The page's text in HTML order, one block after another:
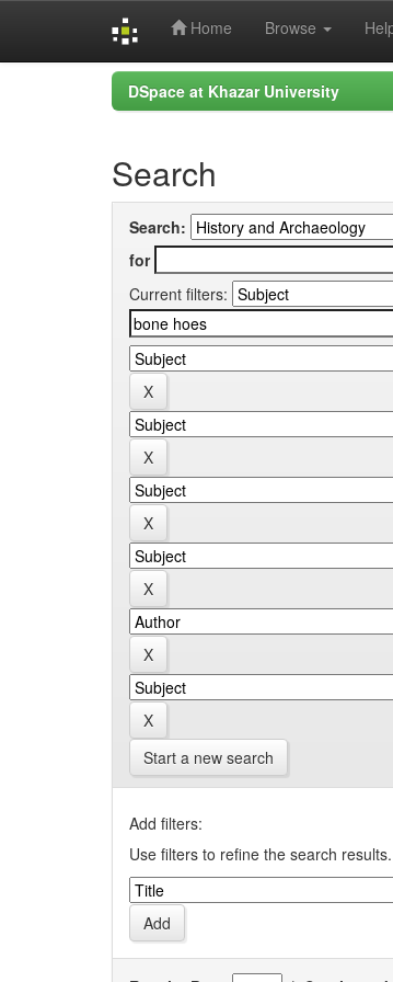
Home Browse
DSpace at Khazar University
Search
Search:
for
Current filters:
Start a new search
Add filters:
Use filters to refine the search results.